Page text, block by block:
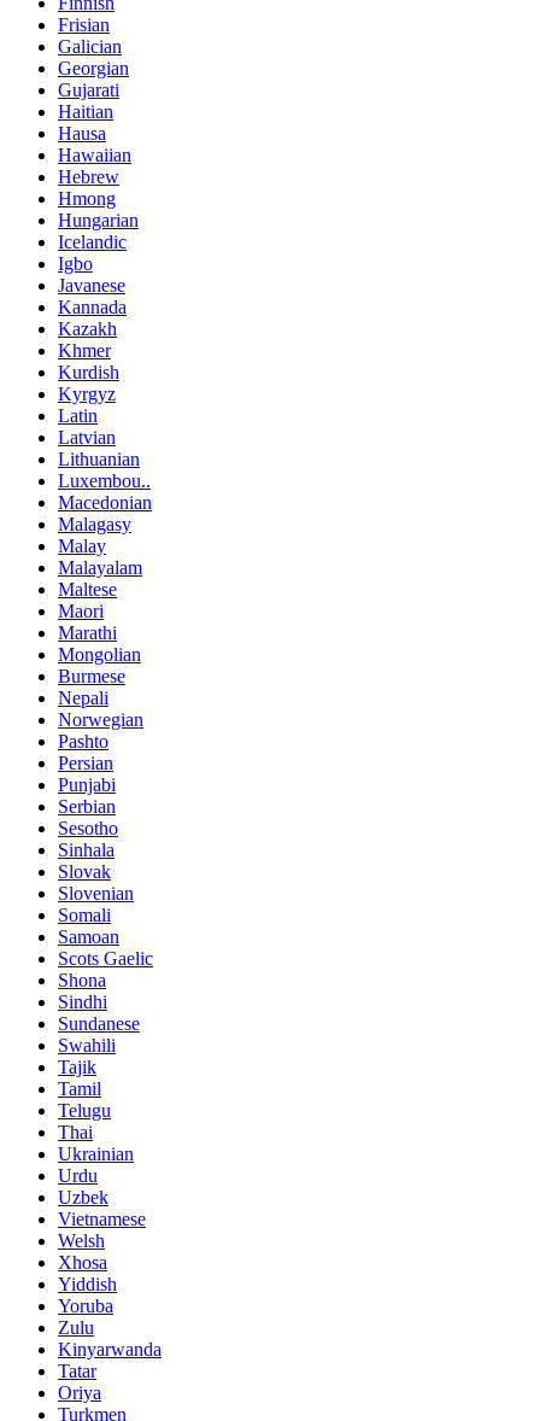
Frisian
Galician
Georgian
Gujarati
Haitian
Hausa
Hawaiian
Hebrew
Hmong
Hungarian
Icelandic
Igbo
Javanese
Kannada
Kazakh
Khmer
Kurdish
Kyrgyz
Latin
Latvian
Lithuanian
Luxembou..
Macedonian
Malagasy
Malay
Malayalam
Maltese
Maori
Marathi
Mongolian
Burmese
Nepali
Norwegian
Pashto
Persian
Punjabi
Serbian
Sesotho
Sinhala
Slovak
Slovenian
Somali
Samoan
Scots Gaelic
Shona
Sindhi
Sundanese
Swahili
Tajik
Tamil
Telugu
Thai
Ukrainian
Urdu
Uzbek
Vietnamese
Welsh
Xhosa
Yiddish
Yoruba
Zulu
Kinyarwanda
Tatar
Oriya
Turkmen